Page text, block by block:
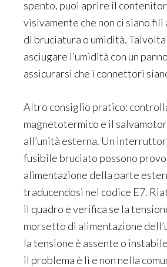
spento, puoi aprire il
visivamente che non ci siano
di bruciatura o umidità.
asciugare l’umidità con un
assicurarsi che i connettori
Altro consiglio pratico:
magnetotermico e il
all’unità esterna. Un
fusibile bruciato possono
alimentazione della parte
traducendosi nel codice E7.
il quadro e verifica se la
morsetto di alimentazione
la tensione è assente o
il problema è lì e non nella